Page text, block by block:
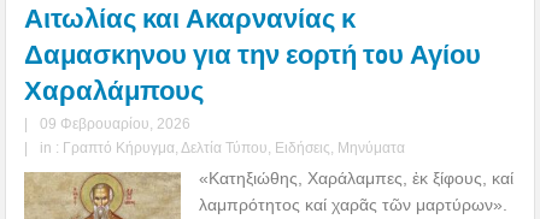
Αιτωλίας και Ακαρνανίας κ
Δαμασκηνου για την εορτή τoυ Αγίου
Χαραλάμπους
|
09 Φεβρουαρίου, 2026
|
in : Γραπτό Κήρυγμα Δελτία Τύπου Ειδήσεις Μηνύματα
«Κατηξιώθης, Χαράλαμπες, ἐκ ξίφους, καί
λαμπρότητος καί χαρᾶς τῶν μαρτύρων».